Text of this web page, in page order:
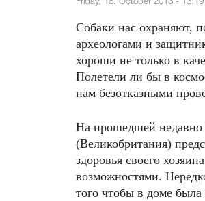
Friday, 18. October 2013 - 13:19
Собаки нас охраняют,
археологами и
хороши не только в
Полетели ли бы в
нам безотказными
На прошедшей недавно
(Великобритания)
здоровья своего
возможностями.
того чтобы в доме